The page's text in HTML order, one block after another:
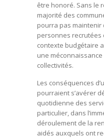
être honoré. Sans le
majorité des
pourra pas maintenir
personnes recrutées
contexte budgétaire
une
collectivités.
Les conséquences
pourraient s’avérer
quotidienne des
particulier, dans
déroulement de la
aidés auxquels ont